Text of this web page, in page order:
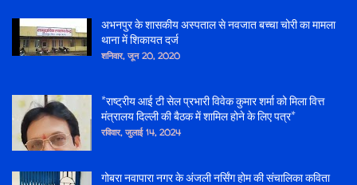
अभनपुर के शासकीय अस्पताल से नवजात बच्चा चोरी का मामला
थाना में शिकायत दर्ज
शनिवार, जून 20, 2020
*राष्ट्रीय आई टी सेल प्रभारी विवेक कुमार शर्मा को मिला वित्त
मंत्रालय दिल्ली की बैठक में शामिल होने के लिए पत्र*
रविवार, जुलाई 14, 2024
गोबरा नवापारा नगर के अंजली नर्सिंग होम की संचालिका कविता